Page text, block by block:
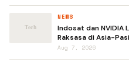
NEWS
Indosat dan NVIDIA
Raksasa di Asia-
Aug 7, 2026